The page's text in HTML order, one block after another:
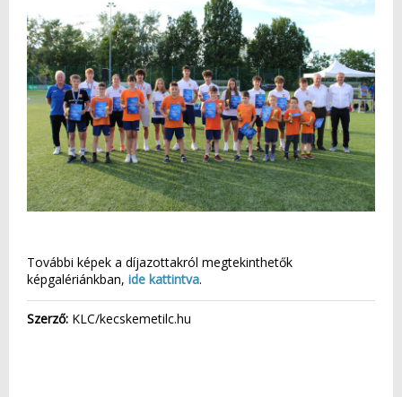
További képek a díjazottakról megtekinthetők
képgalériánkban, ide kattintva.
Szerző: KLC/kecskemetilc.hu